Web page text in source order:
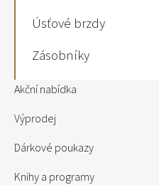
Úsťové brzdy
Zásobníky
Akční nabídka
Výprodej
Dárkové poukazy
Knihy a programy